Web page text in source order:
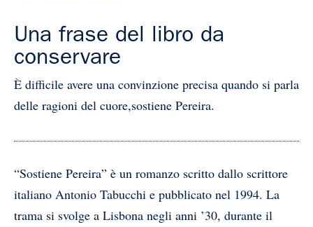
Una frase del libro da
conservare
È difficile avere una convinzione precisa quando si parla
delle ragioni del cuore,sostiene Pereira.
“Sostiene Pereira” è un romanzo scritto dallo scrittore
italiano Antonio Tabucchi e pubblicato nel 1994. La
trama si svolge a Lisbona negli anni ’30, durante il